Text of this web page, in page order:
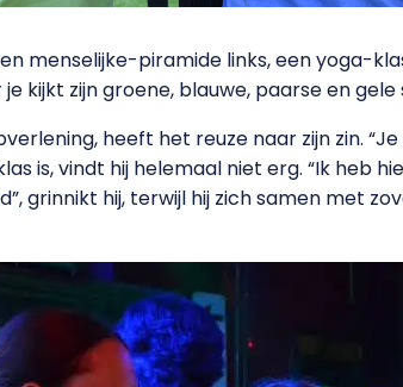
menselijke-piramide links, een yoga-
kijkt zijn groene, blauwe, paarse en gele
heeft het reuze naar zijn zin.
is, vindt hij helemaal niet erg. “Ik heb
grinnikt hij, terwijl hij zich samen met